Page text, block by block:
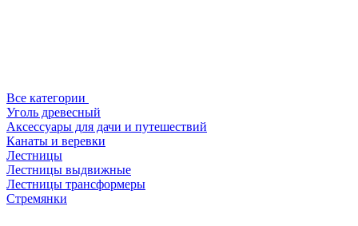
Все категории
Уголь древесный
Аксессуары для дачи и путешествий
Канаты и веревки
Лестницы
Лестницы выдвижные
Лестницы трансформеры
Стремянки